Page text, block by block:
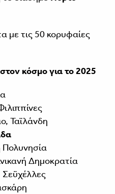
με τις 50 κορυφαίες
κόσμο για το 2025
Ταϊλάνδη
Πολυνησία
Δημοκρατία